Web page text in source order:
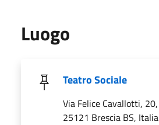
Luogo
Teatro Sociale
Via Felice Cavallotti, 20,
25121 Brescia BS, Italia